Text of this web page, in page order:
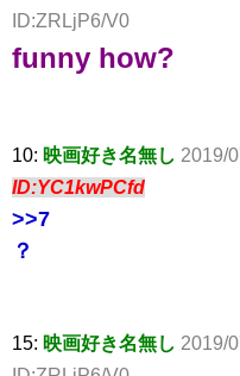
ID:ZRLjP6/V0
funny how?
10: 映画好き名無し 2019/
ID:YC1kwPCfd
>>7
？
15: 映画好き名無し 2019/